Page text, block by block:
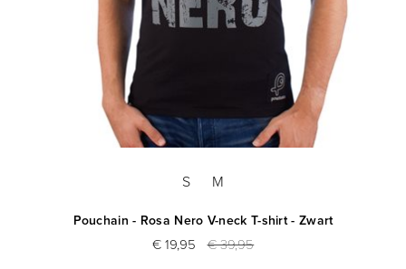
S M
Pouchain - Rosa Nero V-neck T-shirt - Zwart
€ 19,95 € 39,95